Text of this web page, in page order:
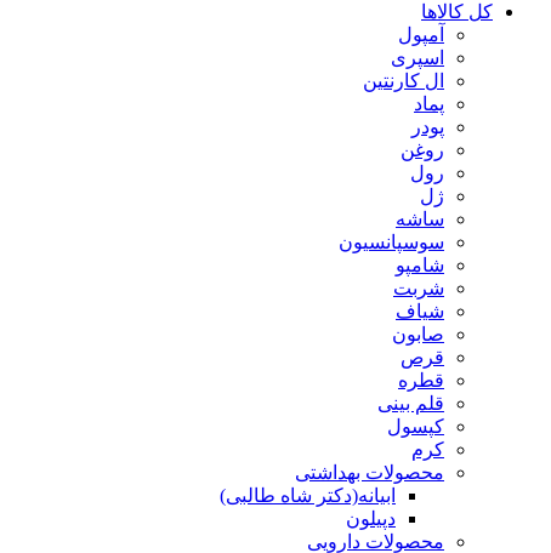
کل کالاها
آمپول
اسپری
ال کارنتین
پماد
پودر
روغن
رول
ژل
ساشه
سوسپانسیون
شامپو
شربت
شیاف
صابون
قرص
قطره
قلم بینی
کپسول
کرم
محصولات بهداشتی
ابیانه(دکتر شاه طالبی)
دپیلون
محصولات دارویی